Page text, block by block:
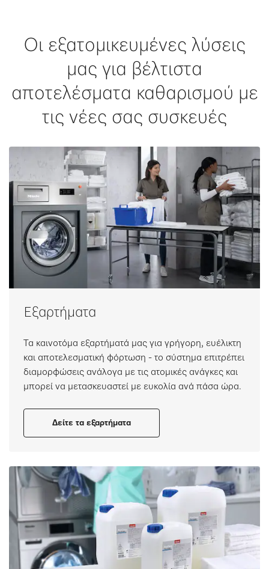
Οι εξατομικευμένες λύσεις
μας για βέλτιστα
αποτελέσματα καθαρισμού με
τις νέες σας συσκευές
Εξαρτήματα
Τα καινοτόμα εξαρτήματά μας για γρήγορη, ευέλικτη
και αποτελεσματική φόρτωση - το σύστημα επιτρέπει
διαμορφώσεις ανάλογα με τις ατομικές ανάγκες και
μπορεί να μετασκευαστεί με ευκολία ανά πάσα ώρα.
Δείτε τα εξαρτήματα